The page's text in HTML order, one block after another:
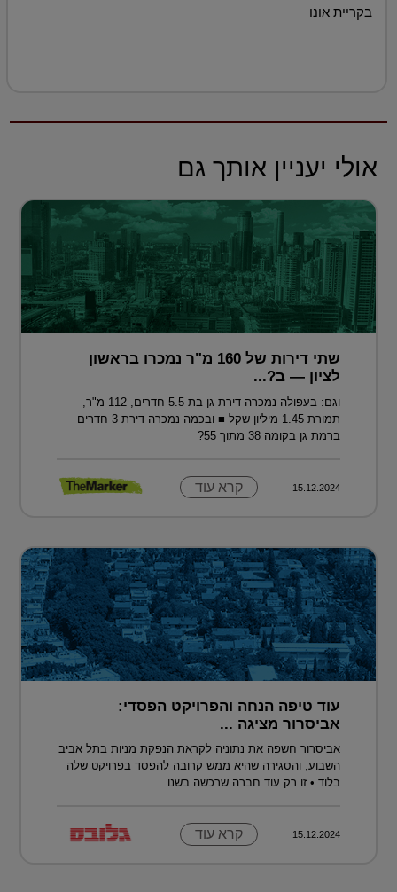
בקריית אונו
אולי יעניין אותך גם
שתי דירות של 160 מ"ר נמכרו בראשון
לציון — ב?...
וגם: בעפולה נמכרה דירת גן בת 5.5 חדרים, 112 מ"ר,
תמורת 1.45 מיליון שקל ■ ובכמה נמכרה דירת 3 חדרים
ברמת גן בקומה 38 מתוך 55?
15.12.2024 קרא עוד
עוד טיפה הנחה והפרויקט הפסדי:
אביסרור מציגה ...
אביסרור חשפה את נתוניה לקראת הנפקת מניות בתל אביב
השבוע, והסגירה שהיא ממש קרובה להפסד בפרויקט שלה
בלוד • זו רק עוד חברה שרכשה בשנו...
15.12.2024 קרא עוד